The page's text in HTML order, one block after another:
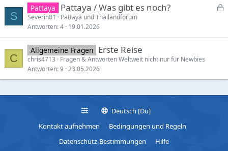
S
p
Pattaya Pattaya / Was gibt es noch?
Severin81
Pattaya und Thailandforum
Antworten 4 19.01.2026
C
Allgemeine Fragen Erste Reise
chris4713
Fragen & Antworten Weltweit nicht nur für Newbies
Antworten 9 23.05.2026
Deutsch [Du]
Kontakt aufnehmen
Bedingungen und Regeln
Datenschutz-Bestimmungen
Hilfe